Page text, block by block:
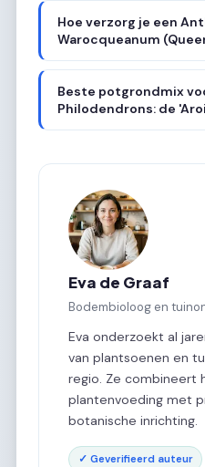
Hoe verzorg je een
Warocqueanum
Beste potgrondmix
Philodendrons: de
Eva de Graaf
Bodembioloog en
Eva onderzoekt al
van plantsoenen en
regio. Ze combineert
plantenvoeding met
botanische inrichting.
✓ Geverifieerd auteur